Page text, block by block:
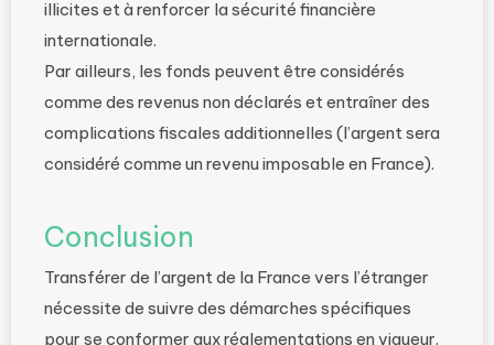
illicites et à renforcer la sécurité financière
internationale.
Par ailleurs, les fonds peuvent être considérés
comme des revenus non déclarés et entraîner des
complications fiscales additionnelles (l’argent sera
considéré comme un revenu imposable en France).
Conclusion
Transférer de l’argent de la France vers l’étranger
nécessite de suivre des démarches spécifiques
pour se conformer aux réglementations en vigueur.